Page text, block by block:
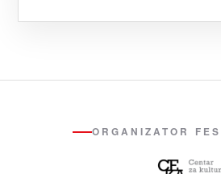
ORGANIZATOR